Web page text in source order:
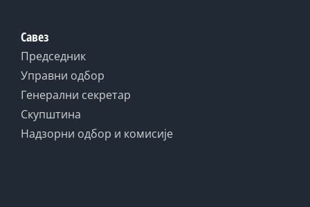
Савез
Председник
Управни одбор
Генерални секретар
Скупштина
Надзорни одбор и комисије